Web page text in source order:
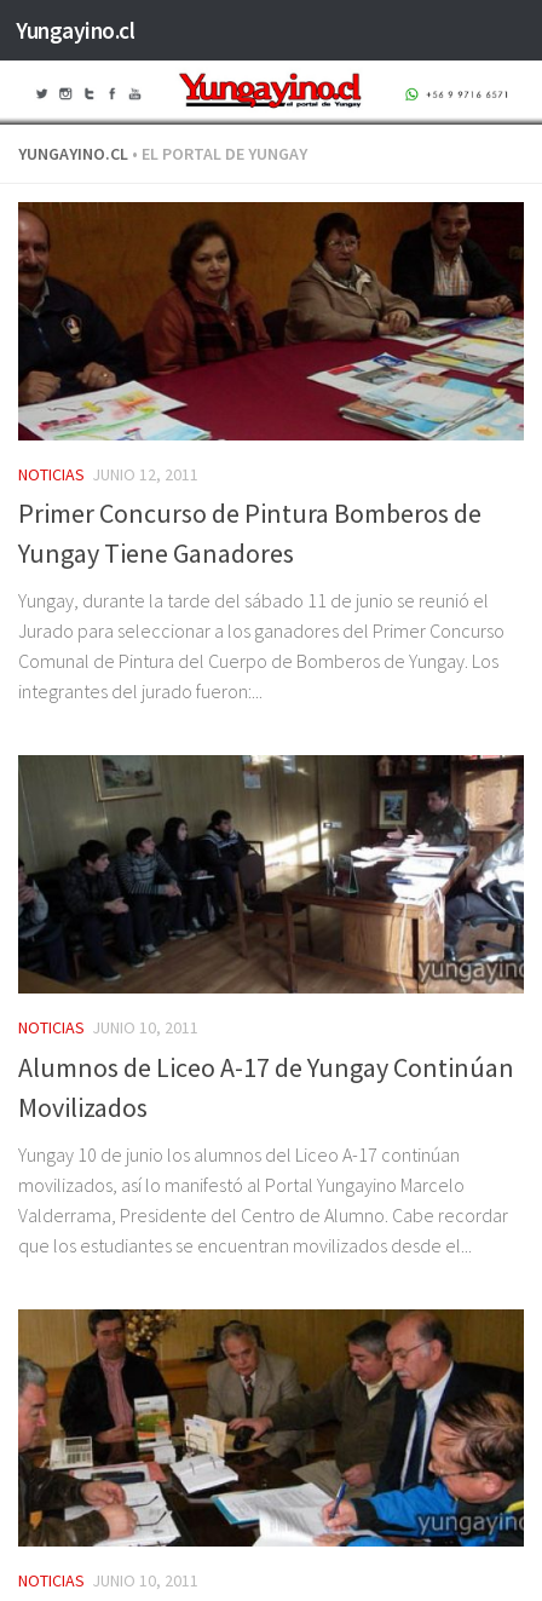
Saltar al contenido
Yungayino.cl
YUNGAYINO.CL • EL PORTAL DE YUNGAY
NOTICIAS JUNIO 12, 2011
Primer Concurso de Pintura Bomberos de
Yungay Tiene Ganadores
Yungay, durante la tarde del sábado 11 de junio se reunió el
Jurado para seleccionar a los ganadores del Primer Concurso
Comunal de Pintura del Cuerpo de Bomberos de Yungay. Los
integrantes del jurado fueron:...
NOTICIAS JUNIO 10, 2011
Alumnos de Liceo A-17 de Yungay Continúan
Movilizados
Yungay 10 de junio los alumnos del Liceo A-17 continúan
movilizados, así lo manifestó al Portal Yungayino Marcelo
Valderrama, Presidente del Centro de Alumno. Cabe recordar
que los estudiantes se encuentran movilizados desde el...
NOTICIAS JUNIO 10, 2011